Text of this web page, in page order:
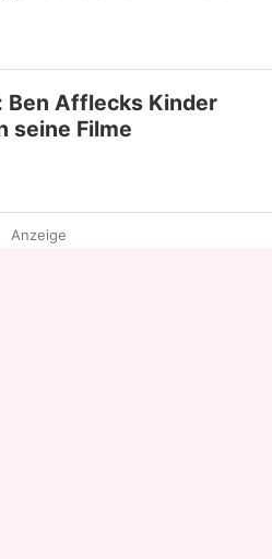
Ben Afflecks Kinder
seine Filme
Anzeige